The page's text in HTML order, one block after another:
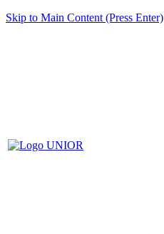
Skip to Main Content (Press Enter)